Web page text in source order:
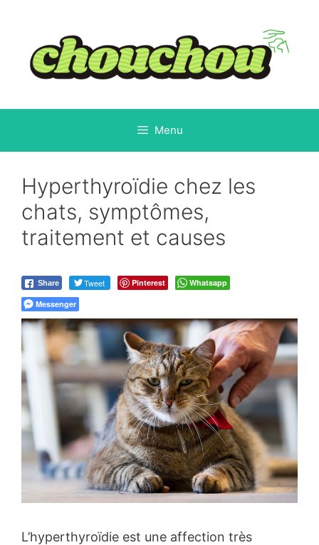
contenu
Menu
Hyperthyroïdie chez les
chats, symptômes,
traitement et causes
Share Tweet Pinterest
Whatsapp
Messenger
L’hyperthyroïdie est une affection très